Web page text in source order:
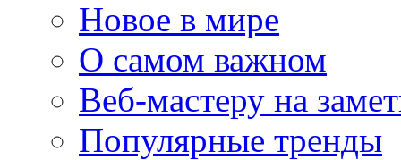
Новое в мире
О самом важном
Веб-мастеру на
Популярные тренды